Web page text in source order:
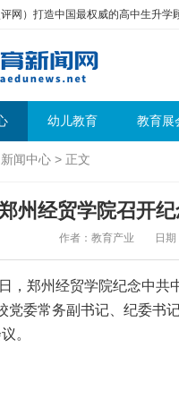
网）打造中国最权威的高中生升学
幼儿教育 教育展
新闻中心 > 正文
州经贸学院召开
作者：教育产业 日
，郑州经贸学院纪念中共
党委常务副书记、纪委书
。